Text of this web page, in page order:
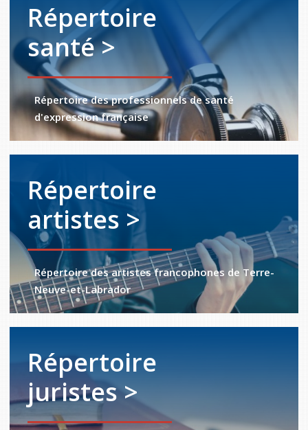
Répertoire
santé >
Répertoire des professionnels de santé
d'expression française
Répertoire
artistes >
Répertoire des artistes francophones de Terre-
Neuve-et-Labrador
Répertoire
juristes >